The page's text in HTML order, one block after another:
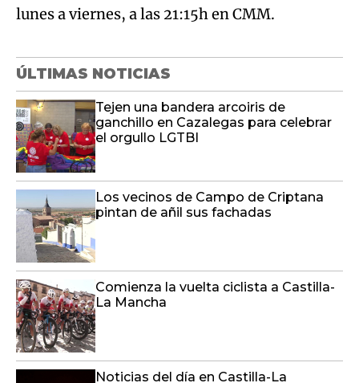
lunes a viernes, a las 21:15h en CMM.
ÚLTIMAS NOTICIAS
Tejen una bandera arcoiris de
ganchillo en Cazalegas para celebrar
el orgullo LGTBI
Los vecinos de Campo de Criptana
pintan de añil sus fachadas
Comienza la vuelta ciclista a Castilla-
La Mancha
Noticias del día en Castilla-La